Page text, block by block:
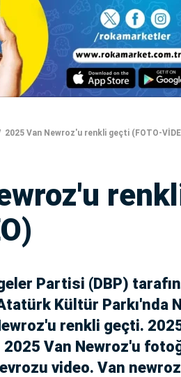
2025 Van Newroz'u renkli geçti (FOTO-
Partisi (DBP)
Kültür Parkı'nda
renkli geçti.
Van Newroz'u
video. Van